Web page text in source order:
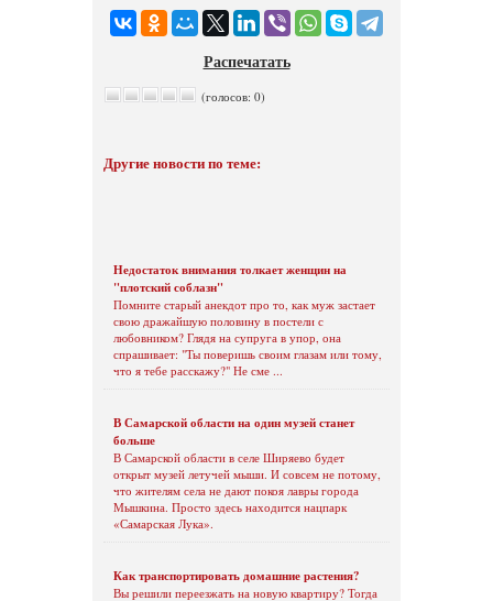
Распечатать
(голосов: 0)
Другие новости по теме:
Недостаток внимания толкает женщин на
"плотский соблазн"
Помните старый анекдот про то, как муж застает
свою дражайшую половину в постели с
любовником? Глядя на супруга в упор, она
спрашивает: "Ты поверишь своим глазам или тому,
что я тебе расскажу?" Не сме ...
В Самарской области на один музей станет
больше
В Самарской области в селе Ширяево будет
открыт музей летучей мыши. И совсем не потому,
что жителям села не дают покоя лавры города
Мышкина. Просто здесь находится нацпарк
«Самарская Лука».
Как транспортировать домашние растения?
Вы решили переезжать на новую квартиру? Тогда